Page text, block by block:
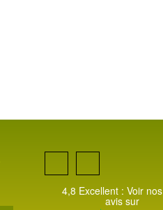
4,8 Excellent : Voir
avis sur